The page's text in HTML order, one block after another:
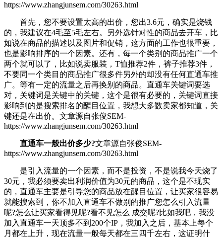
https://www.zhangjunsem.com/30263.html
首先，您不要设置太高的出价，您出3.6元，确实是烧钱
的，我建议在4毛至5毛左右。另外选针对性的商品去开车，比
如说在商品的描述以及图片和促销，这方面的工作也很重要，
也是影响排序的一个因素。还有，每一个类别的商品推广一个
两个就可以了，比如说卖服装，T恤推荐2件，裤子推荐3件，
不要同一个类目的商品推广很多件另外的却没有任何直通车推
广。等有一定的流量之后再换别的商品。直通车关键词要选
对，关键词是关键中的关键，这个是很有必要的，关键词直接
影响到的是搜索排名的醒目位置，我想大多数卖家都知道，关
键还是在出价。 文章源自张俊SEM-
https://www.zhangjunsem.com/30263.html
直通车一般出价多少?文章源自张俊SEM-
https://www.zhangjunsem.com/30263.html
是引入流量的一个因素，而不是投资，不是说我今天烧了
30元，我必须要卖出利润价值为30元的商品，这个是不现实
的，直通车主要是引导您的商品放在醒目位置，让买家很容易
就能搜索到，你不加入直通车不做别的推广您怎么引入流量
呢?怎么让买家看得见呢?看不见怎么 成交呢?比如我吧，我没
加入直通车一天顶多不到200个IP，我加入之后，基本上每个
月都在上升，现在流量一般每天都在三四千左右，这证明什